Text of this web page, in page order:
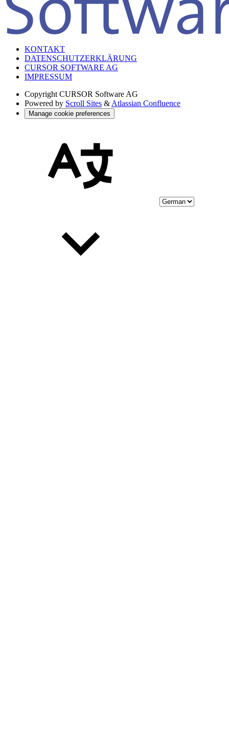
KONTAKT
DATENSCHUTZERKLÄRUNG
CURSOR SOFTWARE AG
IMPRESSUM
Copyright CURSOR Software AG
Powered by Scroll Sites & Atlassian Confluence
Manage cookie preferences